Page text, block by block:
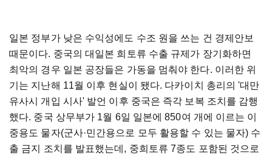
일본 정부가 낮은 수익성에도 수조 원을 쓰는 건 경제안보
때문이다. 중국의 대일본 희토류 수출 규제가 장기화하면
최악의 경우 일본 공장들은 가동을 멈춰야 한다. 이러한 위
기는 지난해 11월 이후 현실이 됐다. 다카이치 총리의 '대만
유사시 개입 시사' 발언 이후 중국은 즉각 보복 조치를 감행
했다. 중국 상무부가 1월 6일 일본에 850여 개에 이르는 이
중용도 물자(군사·민간용으로 모두 활용할 수 있는 물자) 수
출 금지 조치를 발표했는데, 중희토류 7종도 포함된 것으로